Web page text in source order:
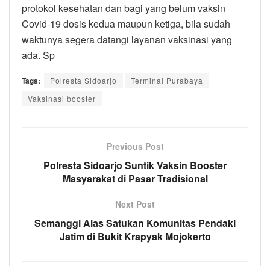
protokol kesehatan dan bagi yang belum vaksin
Covid-19 dosis kedua maupun ketiga, bila sudah
waktunya segera datangi layanan vaksinasi yang
ada. Sp
Tags: Polresta Sidoarjo
Terminal Purabaya
Vaksinasi booster
Previous Post
Polresta Sidoarjo Suntik Vaksin Booster
Masyarakat di Pasar Tradisional
Next Post
Semanggi Alas Satukan Komunitas Pendaki
Jatim di Bukit Krapyak Mojokerto